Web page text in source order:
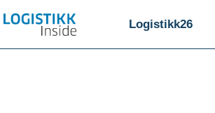
Logistikk26